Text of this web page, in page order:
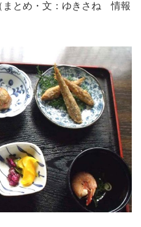
まとめ・文：ゆきさね 情報